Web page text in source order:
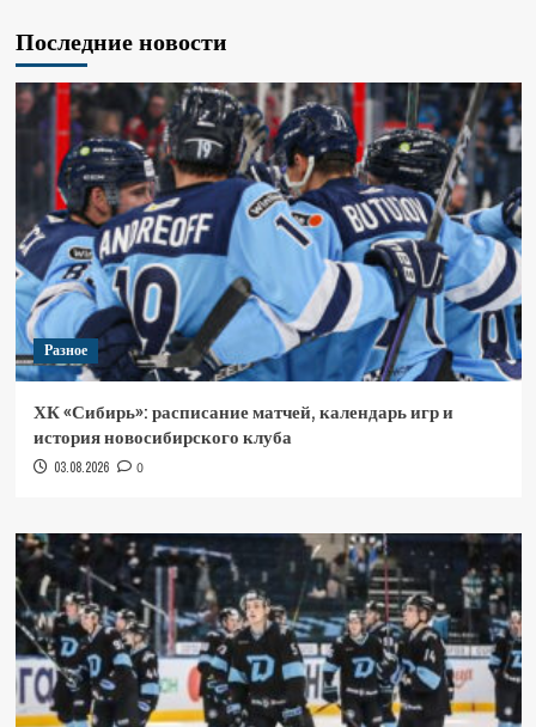
Последние новости
Разное
ХК «Сибирь»: расписание матчей, календарь игр и
история новосибирского клуба
03.08.2026 0